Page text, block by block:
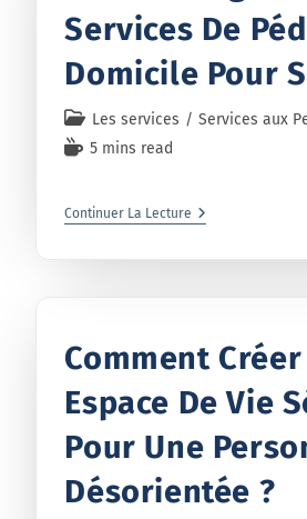
Services De
Domicile Pour
Les services / Services aux
5 mins read
Continuer La Lecture
Comment Créer
Espace De Vie
Pour Une
Désorientée ?